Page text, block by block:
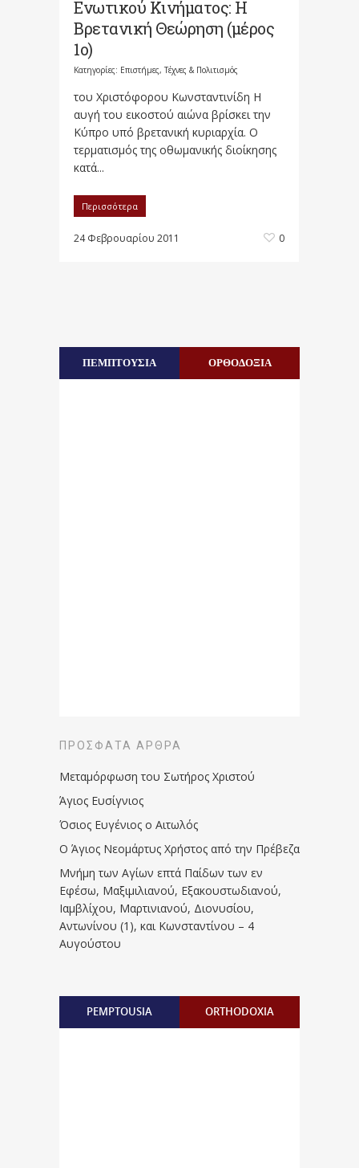
Ενωτικού Κινήματος: Η
Βρετανική Θεώρηση (μέρος
Κατηγορίες: Επιστήμες, Τέχνες & Πολιτισμός
του Χριστόφορου Κωνσταντινίδη Η
αυγή του εικοστού αιώνα βρίσκει την
Κύπρο υπό βρετανική κυριαρχία. Ο
τερματισμός της οθωμανικής διοίκησης
κατά...
Περισσότερα
24 Φεβρουαρίου 2011 0
ΠΕΜΠΤΟΥΣΙΑ ΟΡΘΟΔΟΞΙΑ
ΠΡΌΣΦΑΤΑ ΆΡΘΡΑ
Μεταμόρφωση του Σωτήρος Χριστού
Άγιος Ευσίγνιος
Όσιος Ευγένιος ο Αιτωλός
Ο Άγιος Νεομάρτυς Χρήστος από την Πρέβεζα
Μνήμη των Aγίων επτά Παίδων των εν
Eφέσω, Mαξιμιλιανού, Eξακουστωδιανού,
Iαμβλίχου, Mαρτινιανού, Διονυσίου,
Aντωνίνου (1), και Kωνσταντίνου – 4
Αυγούστου
PEMPTOUSIA ORTHODOXIA